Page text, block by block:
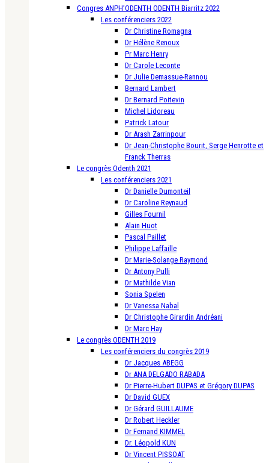
Congres ANPH’ODENTH ODENTH Biarritz 2022
Les conférenciers 2022
Dr Christine Romagna
Dr Hélène Renoux
Pr Marc Henry
Dr Carole Leconte
Dr Julie Demassue-Rannou
Bernard Lambert
Dr Bernard Poitevin
Michel Lidoreau
Patrick Latour
Dr Arash Zarrinpour
Dr Jean-Christophe Bourit, Serge Henrotte et
Franck Therras
Le congrès Odenth 2021
Les conférenciers 2021
Dr Danielle Dumonteil
Dr Caroline Reynaud
Gilles Fournil
Alain Huot
Pascal Paillet
Philippe Laffaille
Dr Marie-Solange Raymond
Dr Antony Pulli
Dr Mathilde Vian
Sonia Spelen
Dr Vanessa Nabal
Dr Christophe Girardin Andréani
Dr Marc Hay
Le congrès ODENTH 2019
Les conférenciers du congrès 2019
Dr Jacques ABEGG
Dr ANA DELGADO RABADA
Dr Pierre-Hubert DUPAS et Grégory DUPAS
Dr David GUEX
Dr Gérard GUILLAUME
Dr Robert Heckler
Dr Fernand KIMMEL
Dr. Léopold KUN
Dr Vincent PISSOAT